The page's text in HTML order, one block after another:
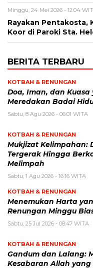
Minggu, 24 Mei 2026 - 12:04
Rayakan Pentakosta,
Koor di Paroki Sta.
BERITA TERBARU
KOTBAH & RENUNGAN
​Doa, Iman, dan Kuasa
Meredakan Badai
Sabtu, 8 Agu 2026 - 06:01 WITA
KOTBAH & RENUNGAN
Mukjizat Kelimpahan:
Tergerak Hingga
Melimpah
Sabtu, 1 Agu 2026 - 16:16 WITA
KOTBAH & RENUNGAN
Menemukan Harta
Renungan Minggu
Sabtu, 25 Jul 2026 - 08:47 WITA
KOTBAH & RENUNGAN
Gandum dan Lalang:
Kesabaran Allah yang